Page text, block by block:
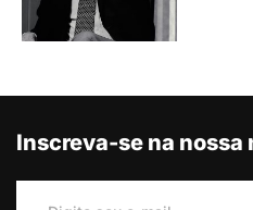
Inscreva-se na